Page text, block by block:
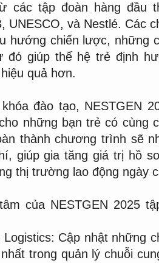
các tập đoàn hàng đầu
UNESCO, và Nestlé. Các
hướng chiến lược, những
đó giúp thế hệ trẻ định
quả hơn.
đào tạo, NESTGEN
những bạn trẻ có cùng
thành chương trình sẽ
giúp gia tăng giá trị hồ
thị trường lao động ngày
của NESTGEN 2025
Logistics: Cập nhật những
trong quản lý chuỗi